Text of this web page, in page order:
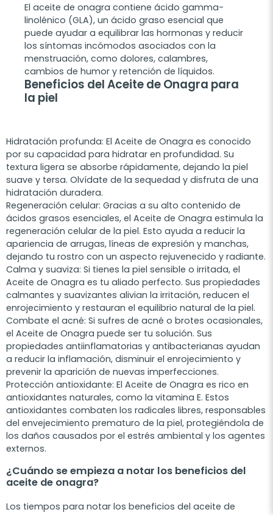
El aceite de onagra contiene ácido gamma-
linolénico (GLA), un ácido graso esencial que
puede ayudar a equilibrar las hormonas y reducir
los síntomas incómodos asociados con la
menstruación, como dolores, calambres,
cambios de humor y retención de líquidos.
Beneficios del Aceite de Onagra para
la piel
Hidratación profunda: El Aceite de Onagra es conocido
por su capacidad para hidratar en profundidad. Su
textura ligera se absorbe rápidamente, dejando la piel
suave y tersa. Olvídate de la sequedad y disfruta de una
hidratación duradera.
Regeneración celular: Gracias a su alto contenido de
ácidos grasos esenciales, el Aceite de Onagra estimula la
regeneración celular de la piel. Esto ayuda a reducir la
apariencia de arrugas, líneas de expresión y manchas,
dejando tu rostro con un aspecto rejuvenecido y radiante.
Calma y suaviza: Si tienes la piel sensible o irritada, el
Aceite de Onagra es tu aliado perfecto. Sus propiedades
calmantes y suavizantes alivian la irritación, reducen el
enrojecimiento y restauran el equilibrio natural de la piel.
Combate el acné: Si sufres de acné o brotes ocasionales,
el Aceite de Onagra puede ser tu solución. Sus
propiedades antiinflamatorias y antibacterianas ayudan
a reducir la inflamación, disminuir el enrojecimiento y
prevenir la aparición de nuevas imperfecciones.
Protección antioxidante: El Aceite de Onagra es rico en
antioxidantes naturales, como la vitamina E. Estos
antioxidantes combaten los radicales libres, responsables
del envejecimiento prematuro de la piel, protegiéndola de
los daños causados por el estrés ambiental y los agentes
externos.
¿Cuándo se empieza a notar los beneficios del
aceite de onagra?
Los tiempos para notar los beneficios del aceite de